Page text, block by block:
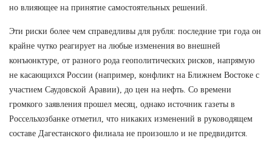
но влияющее на принятие самостоятельных решений.
Эти риски более чем справедливы для рубля: последние три года он
крайне чутко реагирует на любые изменения во внешней
конъюнктуре, от разного рода геополитических рисков, напрямую
не касающихся России (например, конфликт на Ближнем Востоке с
участием Саудовской Аравии), до цен на нефть. Со времени
громкого заявления прошел месяц, однако источник газеты в
Россельхозбанке отметил, что никаких изменений в руководящем
составе Дагестанского филиала не произошло и не предвидится.